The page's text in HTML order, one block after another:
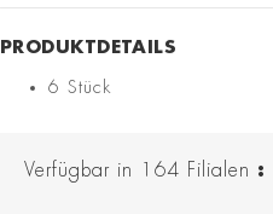
6 Stück
Verfügbar in 164 Filialen :